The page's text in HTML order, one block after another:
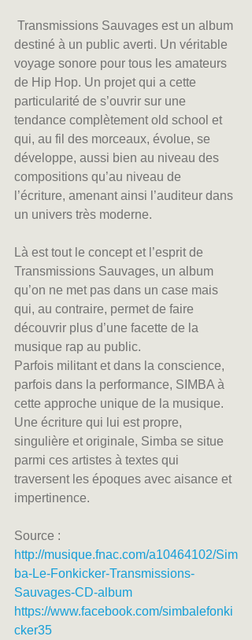
destiné à un public averti. Un véritable
voyage sonore pour tous les amateurs
de Hip Hop. Un projet qui a cette
particularité de s’ouvrir sur une
tendance complètement old school et
qui, au fil des morceaux, évolue, se
développe, aussi bien au niveau des
compositions qu’au niveau de
l’écriture, amenant ainsi l’auditeur dans
un univers très moderne.
Là est tout le concept et l’esprit de
Transmissions Sauvages, un album
qu’on ne met pas dans un case mais
qui, au contraire, permet de faire
découvrir plus d’une facette de la
musique rap au public.
Parfois militant et dans la conscience,
parfois dans la performance, SIMBA à
cette approche unique de la musique.
Une écriture qui lui est propre,
singulière et originale, Simba se situe
parmi ces artistes à textes qui
traversent les époques avec aisance et
impertinence.
Source :
http://musique.fnac.com/a10464102/Sim
ba-Le-Fonkicker-Transmissions-
Sauvages-CD-album
https://www.facebook.com/simbalefonki
cker35